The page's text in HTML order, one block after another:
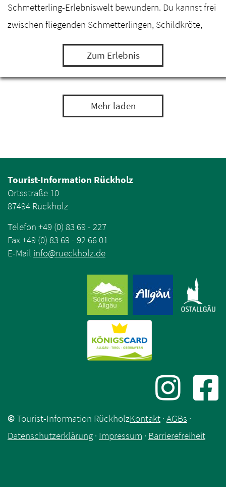
Schmetterling-Erlebniswelt bewundern. Du kannst frei
zwischen fliegenden Schmetterlingen, Schildkröte,
einem Leguan, Bartagamen und Minipapageien…
Zum Erlebnis
Mehr laden
Tourist-Information Rückholz
Ortsstraße 10
87494 Rückholz
Telefon +49 (0) 83 69 - 227
Fax +49 (0) 83 69 - 92 66 01
E-Mail info@rueckholz.de
©Tourist-Information RückholzKontakt · AGBs ·
Datenschutzerklärung · Impressum · Barrierefreiheit